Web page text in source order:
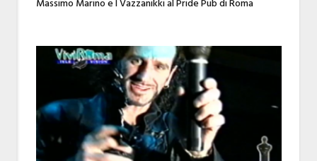
Massimo Marino e I Vazzanikki al Pride Pub di Roma